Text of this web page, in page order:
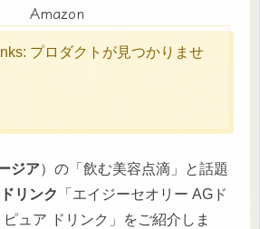
Amazon
プロダクトが見つかりませ
ジア）の「飲む美容点滴」と話題
リンク
「エイジーセオリー AGド
ュア ドリンク」をご紹介しま